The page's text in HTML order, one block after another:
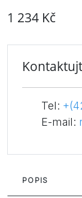
1 234 Kč
Tel:
E-mail:
POPIS